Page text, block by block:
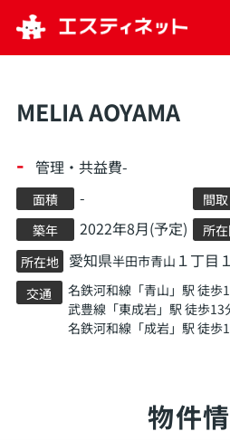
MELIA AOYAMA
- 管理・共益費-
面積 - 間取
築年 2022年8月(予定) 所
所在地 愛知県半田市青山 １丁目
交通 名鉄河和線「青山 」駅 徒歩
武豊線「東成岩」駅 徒歩13
名鉄河和線「成岩」駅 徒歩
物件